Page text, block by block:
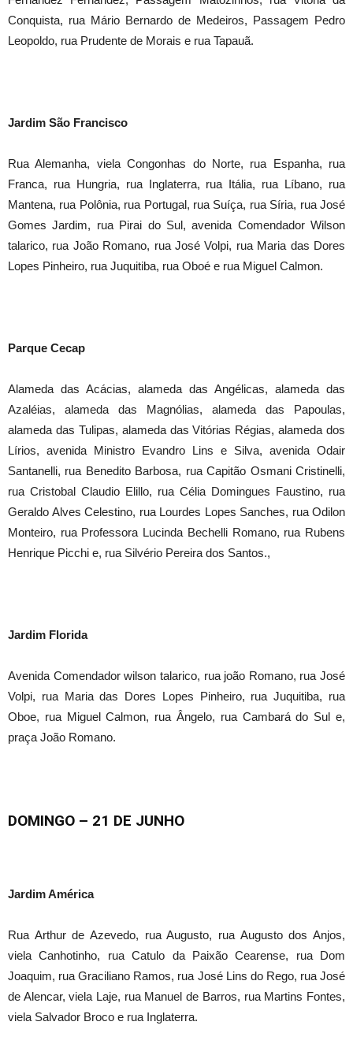
Conquista, rua Mário Bernardo de Medeiros, Passagem Pedro
Leopoldo, rua Prudente de Morais e rua Tapauã.
Jardim São Francisco
Rua Alemanha, viela Congonhas do Norte, rua Espanha, rua
Franca, rua Hungria, rua Inglaterra, rua Itália, rua Líbano, rua
Mantena, rua Polônia, rua Portugal, rua Suíça, rua Síria, rua José
Gomes Jardim, rua Pirai do Sul, avenida Comendador Wilson
talarico, rua João Romano, rua José Volpi, rua Maria das Dores
Lopes Pinheiro, rua Juquitiba, rua Oboé e rua Miguel Calmon.
Parque Cecap
Alameda das Acácias, alameda das Angélicas, alameda das
Azaléias, alameda das Magnólias, alameda das Papoulas,
alameda das Tulipas, alameda das Vitórias Régias, alameda dos
Lírios, avenida Ministro Evandro Lins e Silva, avenida Odair
Santanelli, rua Benedito Barbosa, rua Capitão Osmani Cristinelli,
rua Cristobal Claudio Elillo, rua Célia Domingues Faustino, rua
Geraldo Alves Celestino, rua Lourdes Lopes Sanches, rua Odilon
Monteiro, rua Professora Lucinda Bechelli Romano, rua Rubens
Henrique Picchi e, rua Silvério Pereira dos Santos.,
Jardim Florida
Avenida Comendador wilson talarico, rua joão Romano, rua José
Volpi, rua Maria das Dores Lopes Pinheiro, rua Juquitiba, rua
Oboe, rua Miguel Calmon, rua Ângelo, rua Cambará do Sul e,
praça João Romano.
DOMINGO – 21 DE JUNHO
Jardim América
Rua Arthur de Azevedo, rua Augusto, rua Augusto dos Anjos,
viela Canhotinho, rua Catulo da Paixão Cearense, rua Dom
Joaquim, rua Graciliano Ramos, rua José Lins do Rego, rua José
de Alencar, viela Laje, rua Manuel de Barros, rua Martins Fontes,
viela Salvador Broco e rua Inglaterra.